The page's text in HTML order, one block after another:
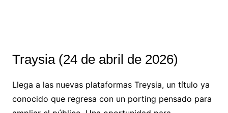
Traysia (24 de abril de 2026)
Llega a las nuevas plataformas Treysia, un título ya
conocido que regresa con un porting pensado para